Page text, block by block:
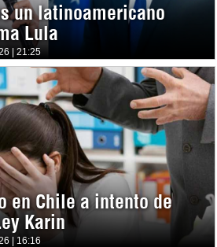
un latinoamericano
Lula
| 21:25
en Chile a intento de
Karin
| 16:16